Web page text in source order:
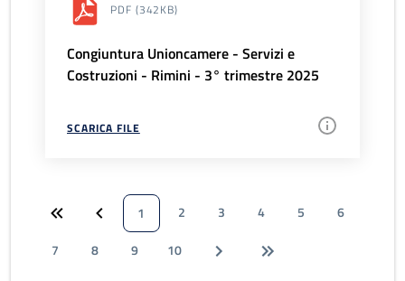
PDF (342KB)
Congiuntura Unioncamere - Servizi e
Costruzioni - Rimini - 3° trimestre 2025
SCARICA FILE
1 2 3 4 5
6
7
8 9 10